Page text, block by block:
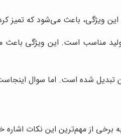
ویژگی، باعث می‌شود که تمیز
مناسب است. این ویژگی
تبدیل شده است. اما سوال
از مهم‌ترین این نکات اشاره